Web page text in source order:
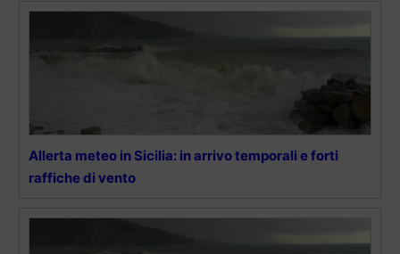
Allerta meteo in Sicilia: in arrivo temporali e forti
raffiche di vento